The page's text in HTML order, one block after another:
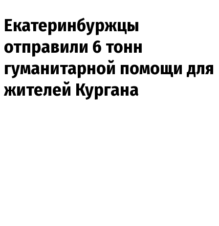
Екатеринбуржцы
отправили 6 тонн
гуманитарной помощи для
жителей Кургана